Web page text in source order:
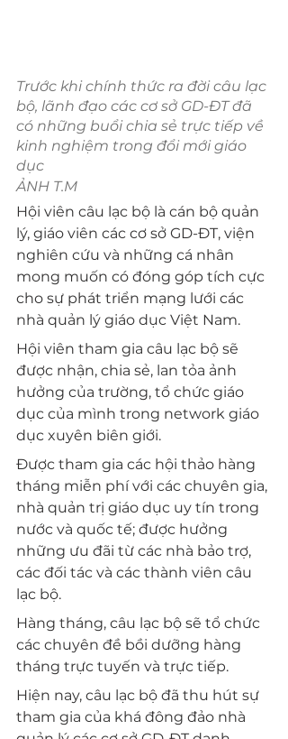
Trước khi chính thức ra đời câu lạc
bộ, lãnh đạo các cơ sở GD-ĐT đã
có những buổi chia sẻ trực tiếp về
kinh nghiệm trong đổi mới giáo
dục
ẢNH T.M
Hội viên câu lạc bộ là cán bộ quản
lý, giáo viên các cơ sở GD-ĐT, viện
nghiên cứu và những cá nhân
mong muốn có đóng góp tích cực
cho sự phát triển mạng lưới các
nhà quản lý giáo dục Việt Nam.
Hội viên tham gia câu lạc bộ sẽ
được nhận, chia sẻ, lan tỏa ảnh
hưởng của trường, tổ chức giáo
dục của mình trong network giáo
dục xuyên biên giới.
Được tham gia các hội thảo hàng
tháng miễn phí với các chuyên gia,
nhà quản trị giáo dục uy tín trong
nước và quốc tế; được hưởng
những ưu đãi từ các nhà bảo trợ,
các đối tác và các thành viên câu
lạc bộ.
Hàng tháng, câu lạc bộ sẽ tổ chức
các chuyên đề bồi dưỡng hàng
tháng trực tuyến và trực tiếp.
Hiện nay, câu lạc bộ đã thu hút sự
tham gia của khá đông đảo nhà